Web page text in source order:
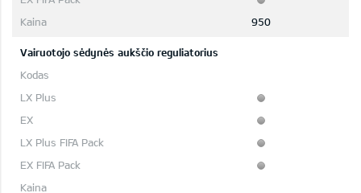
950
Vairuotojo sėdynės aukščio reguliatorius